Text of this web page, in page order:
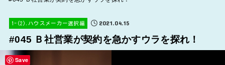
1-(2).ハウスメーカー選択編 2021.04.15
#045 Ｂ社営業が契約を急かすウラを探れ！
Save